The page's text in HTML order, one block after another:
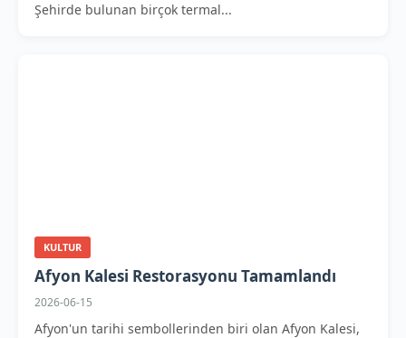
Şehirde bulunan birçok termal...
KULTUR
Afyon Kalesi Restorasyonu Tamamlandı
2026-06-15
Afyon'un tarihi sembollerinden biri olan Afyon Kalesi,